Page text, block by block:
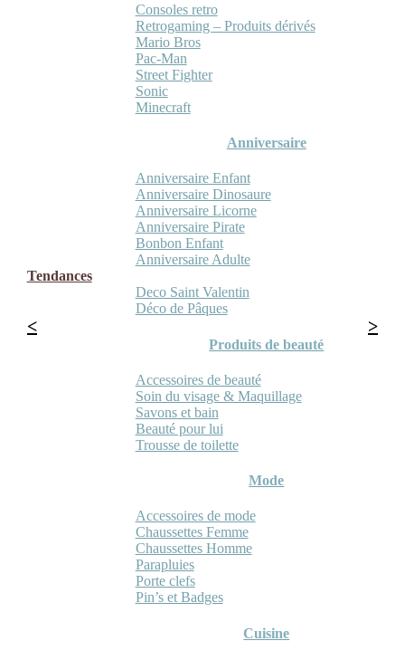
Consoles retro
Retrogaming – Produits dérivés
Mario Bros
Pac-Man
Street Fighter
Sonic
Minecraft
Anniversaire
Anniversaire Enfant
Anniversaire Dinosaure
Anniversaire Licorne
Anniversaire Pirate
Bonbon Enfant
Anniversaire Adulte
Tendances
Deco Saint Valentin
Déco de Pâques
Produits de beauté
Accessoires de beauté
Soin du visage & Maquillage
Savons et bain
Beauté pour lui
Trousse de toilette
Mode
Accessoires de mode
Chaussettes Femme
Chaussettes Homme
Parapluies
Porte clefs
Pin’s et Badges
Cuisine